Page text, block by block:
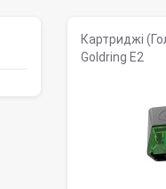
Картриджі
Goldring E2